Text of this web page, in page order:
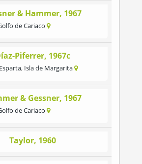
& Hammer, 1967
de Cariaco
Piferrer, 1967c
, Isla de Margarita
& Gessner, 1967
de Cariaco
Taylor, 1960